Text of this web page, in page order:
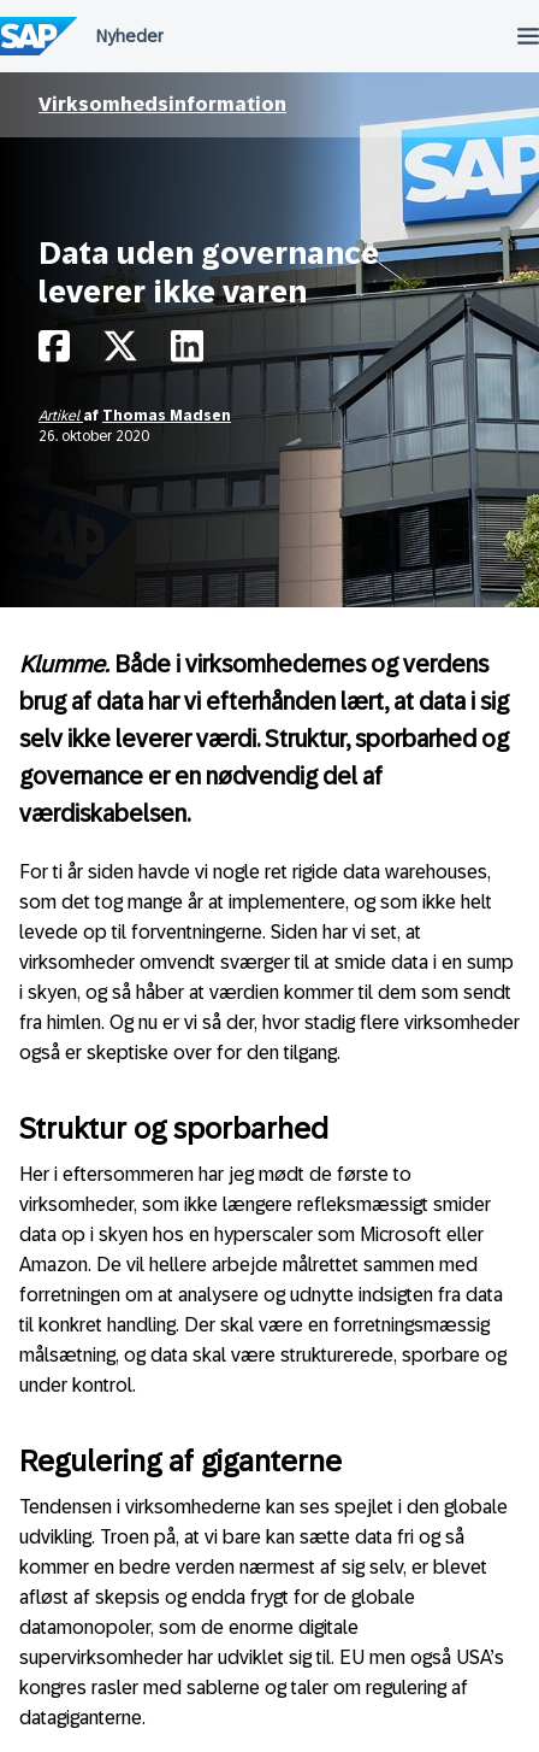
til
indholdet
Virksomhedsinformation
Data uden governance
leverer ikke varen
Artikel af Thomas Madsen
26. oktober 2020
Klumme. Både i virksomhedernes og verdens
brug af data har vi efterhånden lært, at data i sig
selv ikke leverer værdi. Struktur, sporbarhed og
governance er en nødvendig del af
værdiskabelsen.
For ti år siden havde vi nogle ret rigide data warehouses,
som det tog mange år at implementere, og som ikke helt
levede op til forventningerne. Siden har vi set, at
virksomheder omvendt sværger til at smide data i en sump
i skyen, og så håber at værdien kommer til dem som sendt
fra himlen. Og nu er vi så der, hvor stadig flere virksomheder
også er skeptiske over for den tilgang.
Struktur og sporbarhed
Her i eftersommeren har jeg mødt de første to
virksomheder, som ikke længere refleksmæssigt smider
data op i skyen hos en hyperscaler som Microsoft eller
Amazon. De vil hellere arbejde målrettet sammen med
forretningen om at analysere og udnytte indsigten fra data
til konkret handling. Der skal være en forretningsmæssig
målsætning, og data skal være strukturerede, sporbare og
under kontrol.
Regulering af giganterne
Tendensen i virksomhederne kan ses spejlet i den globale
udvikling. Troen på, at vi bare kan sætte data fri og så
kommer en bedre verden nærmest af sig selv, er blevet
afløst af skepsis og endda frygt for de globale
datamonopoler, som de enorme digitale
supervirksomheder har udviklet sig til. EU men også USA’s
kongres rasler med sablerne og taler om regulering af
datagiganterne.